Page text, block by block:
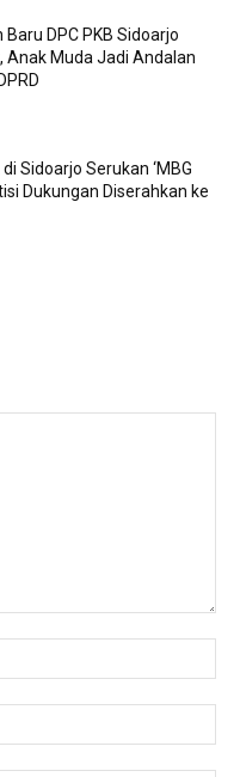
DPC PKB Sidoarjo
Anak Muda Jadi Andalan
Sidoarjo Serukan ‘MBG
Dukungan Diserahkan ke